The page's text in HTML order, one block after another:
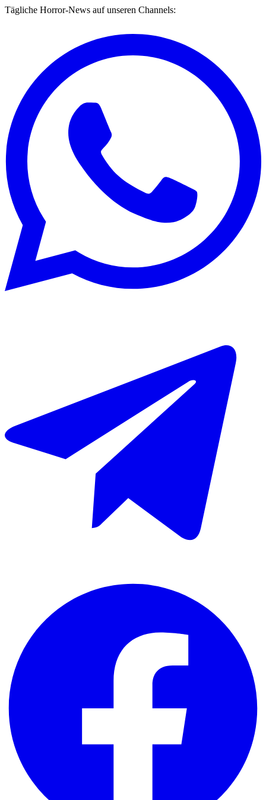
Tägliche Horror-News auf unseren Channels: